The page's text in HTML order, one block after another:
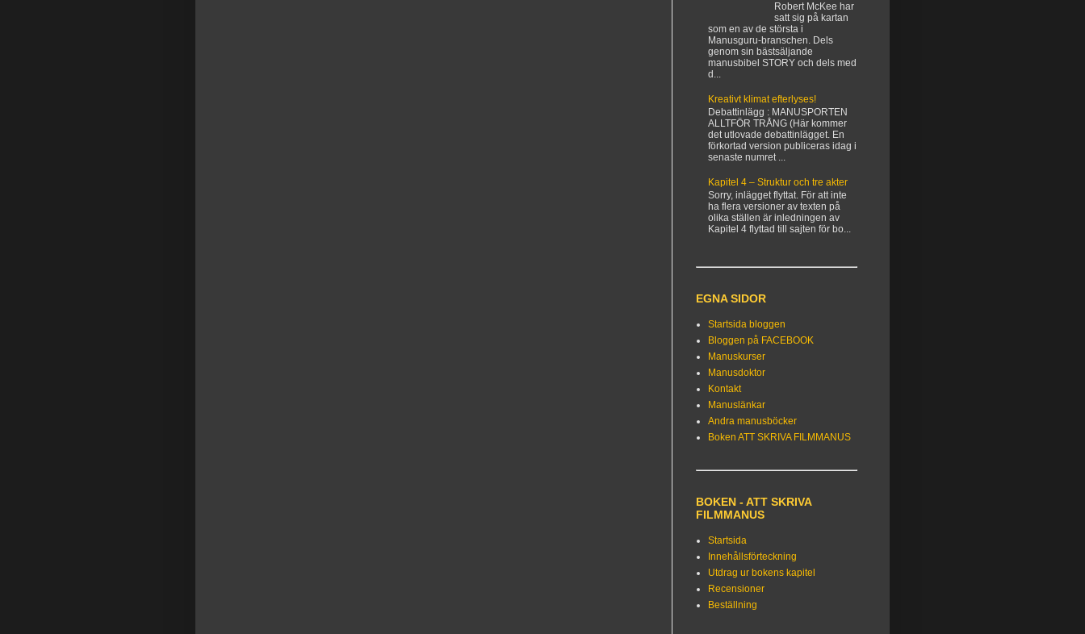
Robert McKee har
satt sig på kartan
som en av de största i
Manusguru-branschen. Dels
genom sin bästsäljande
manusbibel STORY och dels med
d...
Kreativt klimat efterlyses!
Debattinlägg : MANUSPORTEN
ALLTFÖR TRÅNG (Här kommer
det utlovade debattinlägget. En
förkortad version publiceras idag i
senaste numret ...
Kapitel 4 – Struktur och tre akter
Sorry, inlägget flyttat. För att inte
ha flera versioner av texten på
olika ställen är inledningen av
Kapitel 4 flyttad till sajten för bo...
EGNA SIDOR
Startsida bloggen
Bloggen på FACEBOOK
Manuskurser
Manusdoktor
Kontakt
Manuslänkar
Andra manusböcker
Boken ATT SKRIVA FILMMANUS
BOKEN - ATT SKRIVA
FILMMANUS
Startsida
Innehållsförteckning
Utdrag ur bokens kapitel
Recensioner
Beställning